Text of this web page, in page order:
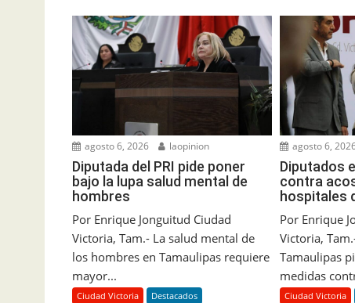
agosto 6, 2026 laopinion
Diputada del PRI pide poner
bajo la lupa salud mental de
hombres
Por Enrique Jonguitud Ciudad
Victoria, Tam.- La salud mental de
los hombres en Tamaulipas requiere
mayor...
Ciudad Victoria Destacados
agosto 6,
Diputados
contra
hospitales
Por Enrique
Victoria,
Tamaulipas
medidas
Ciudad Victoria